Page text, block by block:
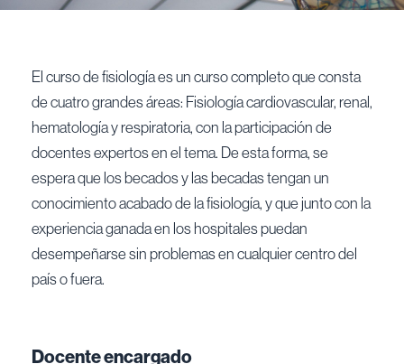
El curso de fisiología es un curso completo que consta
de cuatro grandes áreas: Fisiología cardiovascular, renal,
hematología y respiratoria, con la participación de
docentes expertos en el tema. De esta forma, se
espera que los becados y las becadas tengan un
conocimiento acabado de la fisiología, y que junto con la
experiencia ganada en los hospitales puedan
desempeñarse sin problemas en cualquier centro del
país o fuera.
Docente encargado